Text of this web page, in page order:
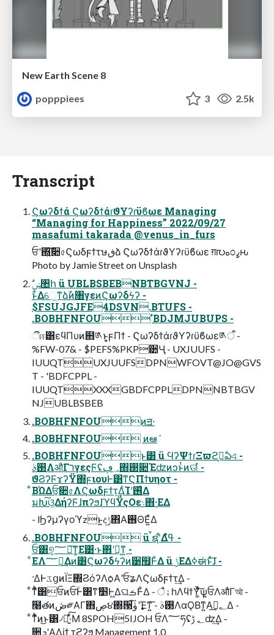
New Earth Scene 8
popppiees
3 2.5k
Transcript
Ϛωʔδϯά ϚωʔδϯάɾϑΥʔɾϋϐωε Managing
“Managing for Happiness” 2022/09/27
masafumi takarada @venus_in_furs
ਓʹ΍͍͞͠૊৫Ϛωδϝϯτษڧձ ϚωʔδϯάɾϑΥʔɾϋϐωε ग़൛ه೦ߨԋ
Photo by Jamie Street on Unsplash
ͱ͋Δେ͖ͳձࣾͷ৘γεͷϚωʔδϟʔ -
$FSUJGJFE4DSVN.BTUFS -
.BOBHFNFOU'BDJMJUBUPS -
ීஈ͸εϥΠυͷ຋༁ͱ͔͕ϝΠϯ - ϚωʔδϯάɾϑΥʔɾϋϐωε༁ऀ -
%FW-07& - $PEFS%PKP੺Ӌ - UXJUUFS -
IUUQTUXJUUFSDPNWFOVT@JO@GVS
T - 'BDFCPPL -
IUUQTXXXGBDFCPPLDPNNBTBGV
NJUBLBSBEB
.BOBHFNFOUͷॻ੶
.BOBHFNFOU ͷఆٛ
.BOBHFNFOUͱ͸ ü ϤʔΨϯɾΞϖϩࢯ͕ఏএ -
࢓ࣄΛऔΓר͘γεςϜʢ؀ڥ΍࢓૊Έʣͷͻͱͭͷଊ͑ํ -
ϑϨʔϜϫʔΫ΍ϝιουͰ͸ͳ͘ϚΠϯυηοτ -
͋ΒΏΔਓ͕૊৫ΛϚωδϝϯτ͢ΔͨΊʹ࢖͑Δ
มԽ͠ଓ͚ΔήʔϜɺπʔϧɺϓϥΫςΟε܈΋ؚ·ΕΔ
- lϦʔμʔγοϓzͱ͍͏දݱ΋Α͘࢖ΘΕ͍ͯΔ
.BOBHFNFOU ü ࠜຊʹ͋Δߟ͑ํ -
ਓ͸୭͔͕؅ཧ͠ͳ͚Ε͹·ͱ΋ʹಇ͔ͳ͍ -
ͦΕΛ؅ཧ͢Δͷ͸Ϛωʔδϟʔͷ੹຿Ͱ͋Δ ü ݱΕΔߦಈͱͯ͠ɺ -
·ΔͰػցͷΪΞ΍ϨόʔΛѻ͏Α͏ʹਓʑΛϚωδϝϯτ͢Δ -
͋ͳͨͨͪ͸ਓͷਓؒͰ͸ͳ͘ަ׵Ͱ͖ΔଘࡏͰ͋Δ - ैۀһΛϥϯΫ͚ͮͯ͠ѱ͍ਓΛऔΓআ͘ -
໨తͷڞ༗ΑΓ΋ڝ૪΍੓࣏ʹۈ͠Έͳ͍͞ - ࢓ࣄΛαϘΒͳ͍Α͏؂ࢹ͢Δ -
͋ͳͨͨͪͷ͜ͱ͸৴པ͍ͯ͠·ͤΜ 8SPOH5IJOH ਓΛ؅ཧʢ؂ ࢹʣ͢Δ ֊
૚ܕʹΑΔίϯ τϩʔϧ Management 1.0